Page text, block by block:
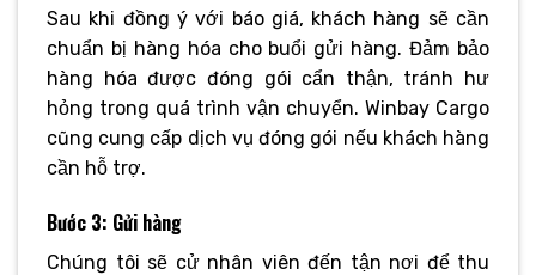
Sau khi đồng ý với báo giá, khách hàng sẽ cần
chuẩn bị hàng hóa cho buổi gửi hàng. Đảm bảo
hàng hóa được đóng gói cẩn thận, tránh hư
hỏng trong quá trình vận chuyển. Winbay Cargo
cũng cung cấp dịch vụ đóng gói nếu khách hàng
cần hỗ trợ.
Bước 3: Gửi hàng
Chúng tôi sẽ cử nhân viên đến tận nơi để thu